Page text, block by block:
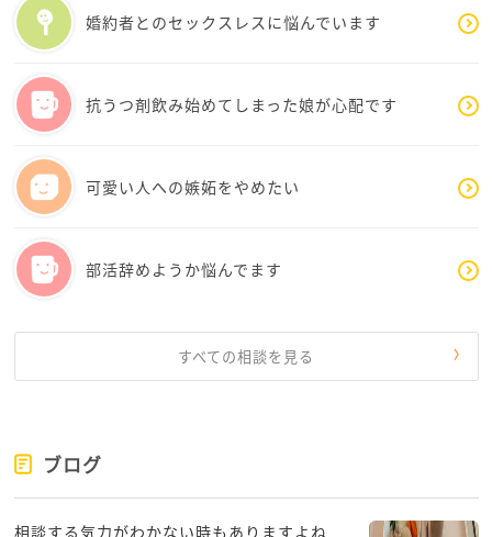
婚約者とのセックスレスに悩んでいます
抗うつ剤飲み始めてしまった娘が心配です
可愛い人への嫉妬をやめたい
部活辞めようか悩んでます
すべての相談を見る
ブログ
相談する気力がわかない時もありますよね